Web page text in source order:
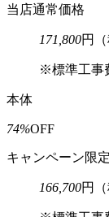
当店通常価格
171,800円
※標準工事
本体
74%OFF
キャンペーン限定
166,700円